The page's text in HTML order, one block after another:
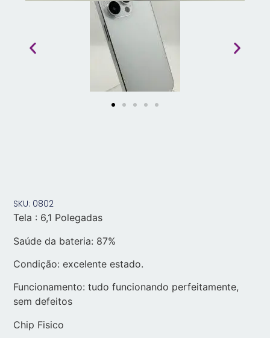
SKU: 0802
Tela : 6,1 Polegadas
Saúde da bateria: 87%
Condição: excelente estado.
Funcionamento: tudo funcionando perfeitamente,
sem defeitos
Chip Fisico